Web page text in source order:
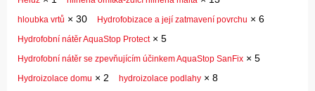
hloubka vrtů × 30 Hydrofobizace a její zatmavení povrchu × 6
Hydrofobní nátěr AquaStop Protect× 5
Hydrofobní nátěr se zpevňujícím účinkem AquaStop SanFix × 5
Hydroizolace domu × 2 hydroizolace podlahy × 8